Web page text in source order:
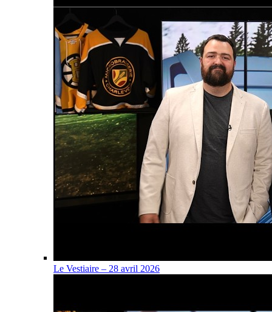
Le Vestiaire – 28 avril 2026